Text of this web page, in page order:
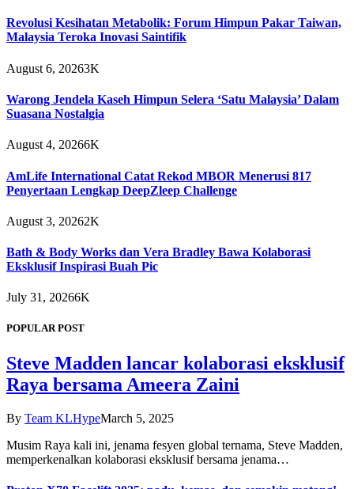
Revolusi Kesihatan Metabolik: Forum Himpun Pakar Taiwan,
Malaysia Teroka Inovasi Saintifik
August 6, 20263K
Warong Jendela Kaseh Himpun Selera ‘Satu Malaysia’ Dalam
Suasana Nostalgia
August 4, 20266K
AmLife International Catat Rekod MBOR Menerusi 817
Penyertaan Lengkap DeepZleep Challenge
August 3, 20262K
Bath & Body Works dan Vera Bradley Bawa Kolaborasi
Eksklusif Inspirasi Buah Pic
July 31, 20266K
POPULAR POST
Steve Madden lancar kolaborasi eksklusif
Raya bersama Ameera Zaini
By Team KLHypeMarch 5, 2025
Musim Raya kali ini, jenama fesyen global ternama, Steve Madden,
memperkenalkan kolaborasi eksklusif bersama jenama…